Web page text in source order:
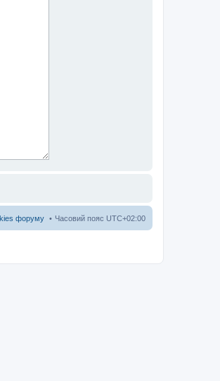
Часовий пояс UTC+02:00
форуму